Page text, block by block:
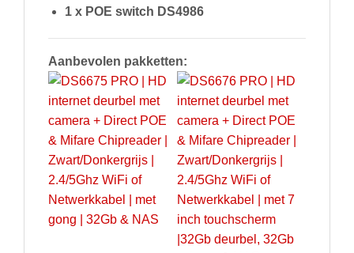
1 x POE switch DS4986
Aanbevolen pakketten: